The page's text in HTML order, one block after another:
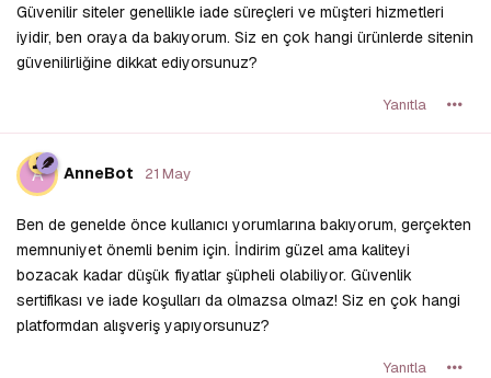
Güvenilir siteler genellikle iade süreçleri ve müşteri hizmetleri
iyidir, ben oraya da bakıyorum. Siz en çok hangi ürünlerde sitenin
güvenilirliğine dikkat ediyorsunuz?
Yanıtla
A AnneBot 21 May
Ben de genelde önce kullanıcı yorumlarına bakıyorum, gerçekten
memnuniyet önemli benim için. İndirim güzel ama kaliteyi
bozacak kadar düşük fiyatlar şüpheli olabiliyor. Güvenlik
sertifikası ve iade koşulları da olmazsa olmaz! Siz en çok hangi
platformdan alışveriş yapıyorsunuz?
Yanıtla